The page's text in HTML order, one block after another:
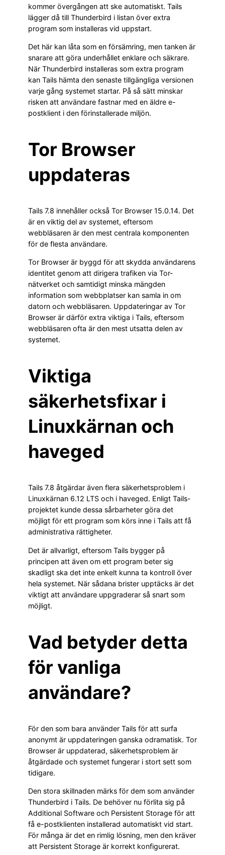
kommer övergången att ske automatiskt. Tails
lägger då till Thunderbird i listan över extra
program som installeras vid uppstart.
Det här kan låta som en försämring, men tanken är
snarare att göra underhållet enklare och säkrare.
När Thunderbird installeras som extra program
kan Tails hämta den senaste tillgängliga versionen
varje gång systemet startar. På så sätt minskar
risken att användare fastnar med en äldre e-
postklient i den förinstallerade miljön.
Tor Browser
uppdateras
Tails 7.8 innehåller också Tor Browser 15.0.14. Det
är en viktig del av systemet, eftersom
webbläsaren är den mest centrala komponenten
för de flesta användare.
Tor Browser är byggd för att skydda användarens
identitet genom att dirigera trafiken via Tor-
nätverket och samtidigt minska mängden
information som webbplatser kan samla in om
datorn och webbläsaren. Uppdateringar av Tor
Browser är därför extra viktiga i Tails, eftersom
webbläsaren ofta är den mest utsatta delen av
systemet.
Viktiga
säkerhetsfixar i
Linuxkärnan och
haveged
Tails 7.8 åtgärdar även flera säkerhetsproblem i
Linuxkärnan 6.12 LTS och i haveged. Enligt Tails-
projektet kunde dessa sårbarheter göra det
möjligt för ett program som körs inne i Tails att få
administrativa rättigheter.
Det är allvarligt, eftersom Tails bygger på
principen att även om ett program beter sig
skadligt ska det inte enkelt kunna ta kontroll över
hela systemet. När sådana brister upptäcks är det
viktigt att användare uppgraderar så snart som
möjligt.
Vad betyder detta
för vanliga
användare?
För den som bara använder Tails för att surfa
anonymt är uppdateringen ganska odramatisk. Tor
Browser är uppdaterad, säkerhetsproblem är
åtgärdade och systemet fungerar i stort sett som
tidigare.
Den stora skillnaden märks för dem som använder
Thunderbird i Tails. De behöver nu förlita sig på
Additional Software och Persistent Storage för att
få e-postklienten installerad automatiskt vid start.
För många är det en rimlig lösning, men den kräver
att Persistent Storage är korrekt konfigurerat.